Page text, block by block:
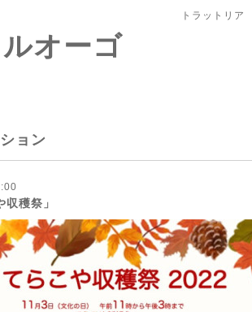
トラットリ
オーゴ
ョン
穫祭」